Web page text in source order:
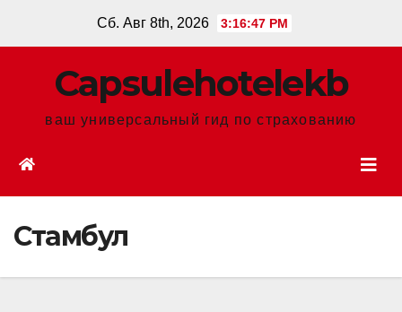
Сб. Авг 8th, 2026 3:16:48 PM
Сapsulehotelekb
ваш универсальный гид по страхованию
Стамбул